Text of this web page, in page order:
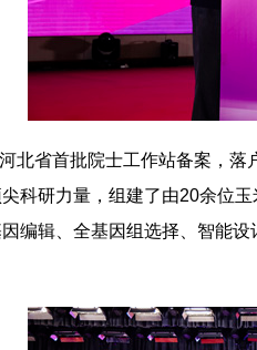
北省首批院士工作站备案，
科研力量，组建了由20余位
编辑、全基因组选择、智能